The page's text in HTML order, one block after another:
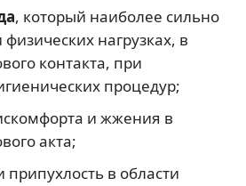
, который наиболее сильно
нагрузках, в
контакта, при
процедур;
и жжения в
акта;
припухлость в области